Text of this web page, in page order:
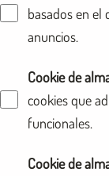
basados en el
anuncios.
Cookie de
cookies que
funcionales.
Cookie de